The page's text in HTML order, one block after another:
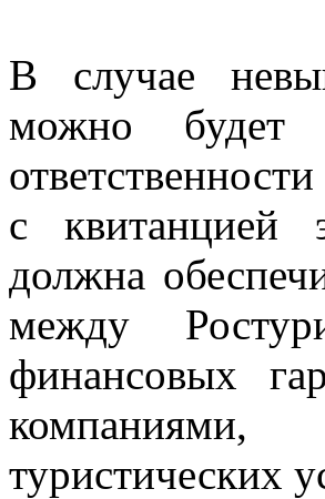
В случае
можно будет
с квитанцией
должна
между
финансовых
компаниями,
туристических